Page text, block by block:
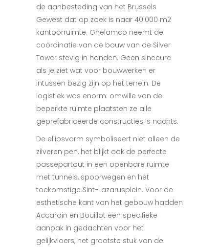
de aanbesteding van het Brussels
Gewest dat op zoek is naar 40.000 m2
kantoorruimte. Ghelamco neemt de
coördinatie van de bouw van de Silver
Tower stevig in handen. Geen sinecure
als je ziet wat voor bouwwerken er
intussen bezig zijn op het terrein. De
logistiek was enorm: omwille van de
beperkte ruimte plaatsten ze alle
geprefabriceerde constructies ’s nachts.
De ellipsvorm symboliseert niet alleen de
zilveren pen, het blijkt ook de perfecte
passepartout in een openbare ruimte
met tunnels, spoorwegen en het
toekomstige Sint-Lazarusplein. Voor de
esthetische kant van het gebouw hadden
Accarain en Bouillot een specifieke
aanpak in gedachten voor het
gelijkvloers, het grootste stuk van de